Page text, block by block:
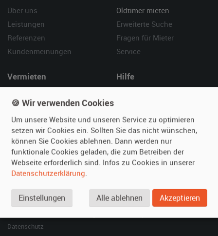
Über uns
Leistungen
Referenzen
Kundenmeinungen
Oldtimer mieten
Erweiterte Suche
Fragen für Mieter
Service
Vermieten
Fotos senden
Fragen für Vermieter
Inserat verwalten
Hilfe
Kontakt
SPECIAL
Berühmte Filmautos –
Datenschutz
🍪 Wir verwenden Cookies
Um unsere Website und unseren Service zu optimieren
setzen wir Cookies ein. Sollten Sie das nicht wünschen,
können Sie Cookies ablehnen. Dann werden nur
funktionale Cookies geladen, die zum Betreiben der
Webseite erforderlich sind. Infos zu Cookies in unserer
Datenschutzerklärung.
Einstellungen Alle ablehnen Akzeptieren